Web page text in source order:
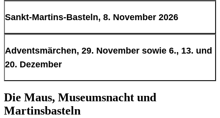
Von 11 bis 16 Uhr entstehen in der offenen Bastelwerkstatt
Sankt-Martins-Basteln, 8. November 2026
Von 12 bis 16:30 Uhr werden gemeinsam Laternen gebastelt.
Adventsmärchen, 29. November sowie 6., 13. und
20. Dezember
An jedem Adventssonntag lädt Dame Charlotte von Aschenberg
von 11:15 bis 12 Uhr zu interaktiven Märchenrunden in
Die Maus, Museumsnacht und
Martinsbasteln